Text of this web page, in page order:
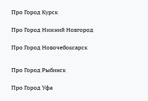
Про Город Курск
Про Город Нижний Новгород
Про Город Новочебоксарск
Про Город Рыбинск
Про Город Уфа